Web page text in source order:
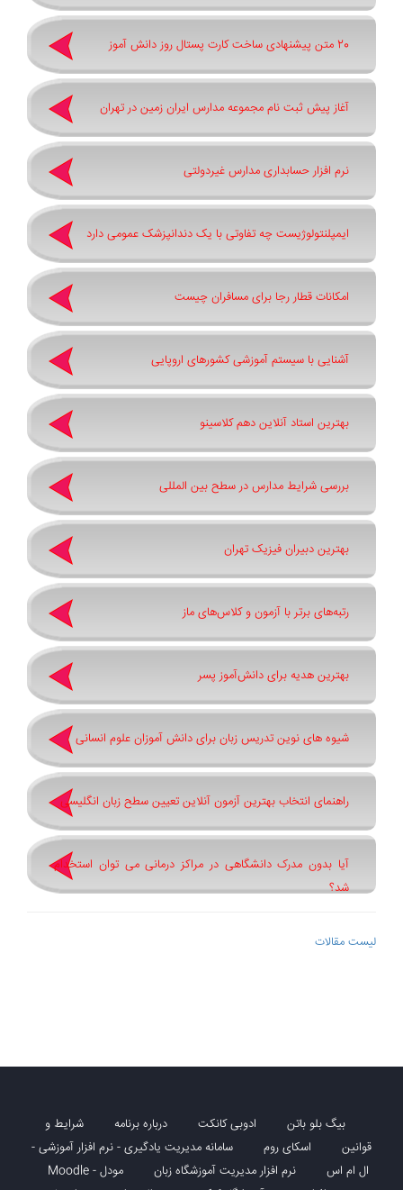
20 متن پیشنهادی ساخت کارت پستال روز دانش آموز
آغاز پیش ثبت‌ نام مجموعه مدارس ایران زمین در تهران
نرم افزار حسابداری مدارس غیردولتی
ایمپلنتولوژیست چه تفاوتی با یک دندانپزشک عمومی دارد
امکانات قطار رجا برای مسافران چیست
آشنایی با سیستم آموزشی کشورهای اروپایی
بهترین استاد آنلاین دهم کلاسینو
بررسی شرایط مدارس در سطح بین المللی
بهترین دبیران فیزیک تهران
رتبه‌های برتر با آزمون و کلاس‌های ماز
بهترین هدیه برای دانش‌آموز پسر
شیوه های نوین تدریس زبان برای دانش آموزان علوم انسانی
راهنمای انتخاب بهترین آزمون آنلاین تعیین سطح زبان انگلیسی
آیا بدون مدرک دانشگاهی در مراکز درمانی می توان استخدام
شد؟
لیست مقالات
بیگ بلو باتن ادوبی کانکت درباره برنامه
شرایط و
قوانین
اسکای روم
سامانه مدیریت یادگیری - نرم افزار آموزشی -
ال ام اس
نرم افزار مدیریت آموزشگاه زبان
مودل - Moodle